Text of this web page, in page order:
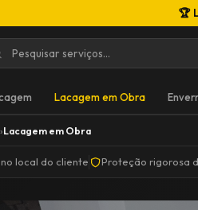
🏆
Lacagem em Obra
›Lacagem em Obra
local do cliente Proteção rigorosa